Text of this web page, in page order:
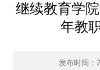
继续教育学
年教
发布时间：